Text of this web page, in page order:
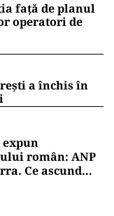
față de planul
operatori de
a închis în
român: ANP
Ce ascund